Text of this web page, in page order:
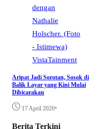
VistaTainment
Aripat Jadi Sorotan, Sosok di
Balik Layar yang Kini Mulai
Dibicarakan
17 April 2026•
Berita Terkini